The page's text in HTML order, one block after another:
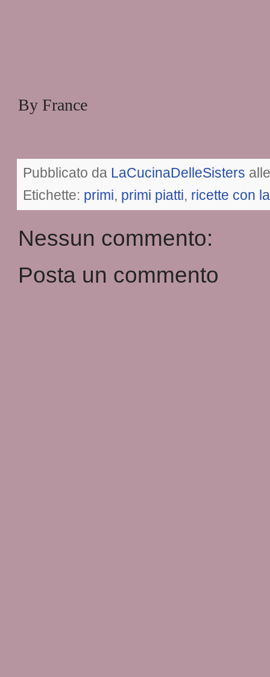
By France
Pubblicato da LaCucinaDelleSisters
Etichette: primi, primi piatti, ricette con
Nessun commento:
Posta un commento